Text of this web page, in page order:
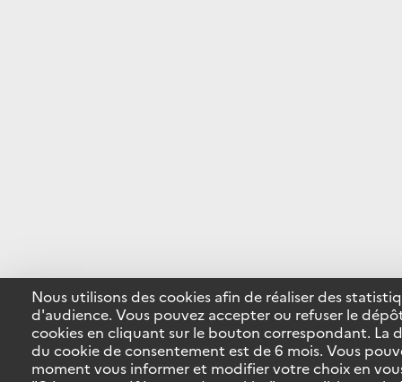
Nous utilisons des cookies afin de réaliser des
d'audience. Vous pouvez accepter ou refuser le
cookies en cliquant sur le bouton correspondant. La
du cookie de consentement est de 6 mois. Vous
moment vous informer et modifier votre choix en